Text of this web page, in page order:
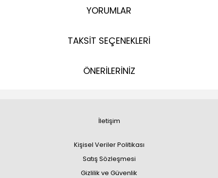
YORUMLAR
TAKSİT SEÇENEKLERİ
ÖNERİLERİNİZ
İletişim
Kişisel Veriler Politikası
Satış Sözleşmesi
Gizlilik ve Güvenlik